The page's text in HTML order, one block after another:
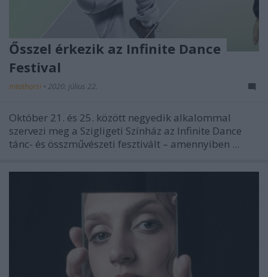
Ősszel érkezik az Infinite Dance
Festival
mtothorsi • 2020. július 22.
Október 21. és 25. között negyedik alkalommal
szervezi meg a Szigligeti Színház az Infinite Dance
tánc- és összművészeti fesztivált – amennyiben ...